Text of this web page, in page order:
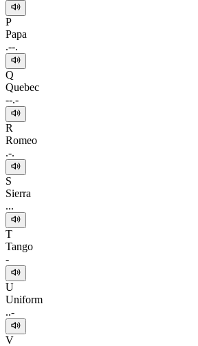
P
Papa
.--.
Q
Quebec
--.-
R
Romeo
.-.
S
Sierra
...
T
Tango
-
U
Uniform
..-
V